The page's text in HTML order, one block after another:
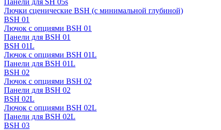
Панели для SH 05s
Лючки сценические BSH (с минимальной глубиной)
BSH 01
Лючок с опциями BSH 01
Панели для BSH 01
BSH 01L
Лючок с опциями BSH 01L
Панели для BSH 01L
BSH 02
Лючок с опциями BSH 02
Панели для BSH 02
BSH 02L
Лючок с опциями BSH 02L
Панели для BSH 02L
BSH 03